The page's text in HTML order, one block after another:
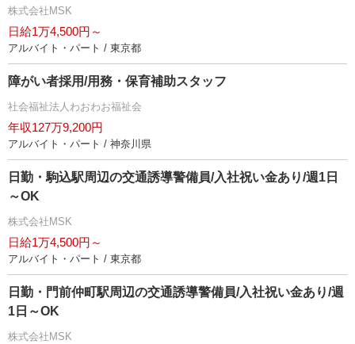
株式会社MSK
日給1万4,500円～
アルバイト・パート / 東京都
障がい者採用/用務・保育補助スタッフ
社会福祉法人わおわお福祉会
年収127万9,200円
アルバイト・パート / 神奈川県
日勤・駒込駅周辺の交通誘導警備員/入社祝い金あり/週1日
～OK
株式会社MSK
日給1万4,500円～
アルバイト・パート / 東京都
日勤・門前仲町駅周辺の交通誘導警備員/入社祝い金あり/週
1日～OK
株式会社MSK